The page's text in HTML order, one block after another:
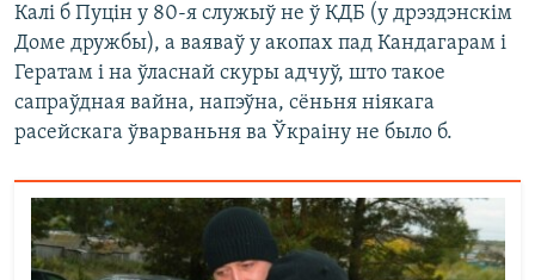
Калі б Пуцін у 80-я служыў не ў КДБ (у дрэздэнскім
Доме дружбы), а ваяваў у акопах пад Кандагарам і
Гератам і на ўласнай скуры адчуў, што такое
сапраўдная вайна, напэўна, сёньня ніякага
расейскага ўварваньня ва Ўкраіну не было б.